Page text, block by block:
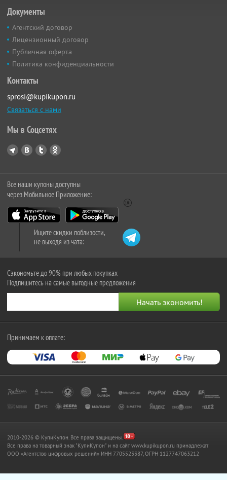
Документы
Агентский договор
Лицензионный договор
Публичная оферта
Политика конфиденциальности
Контакты
sprosi@kupikupon.ru
Связаться с нами
Мы в Соцсетях
Все наши купоны доступны
через Мобильное Приложение:
Ищите скидки поблизости,
не выходя из чата:
Сэкономьте до 90% при любых покупках
Подпишитесь на самые выгодные предложения
Принимаем к оплате:
2010-2026 © КупиКупон. Все права защищены.
Все права на товарный знак "КупиКупон" и на сайт www.kupikupon.ru принадлежат
OOO «Агентство цифровых решений» ИНН 7705523387, ОГРН 1127747063212